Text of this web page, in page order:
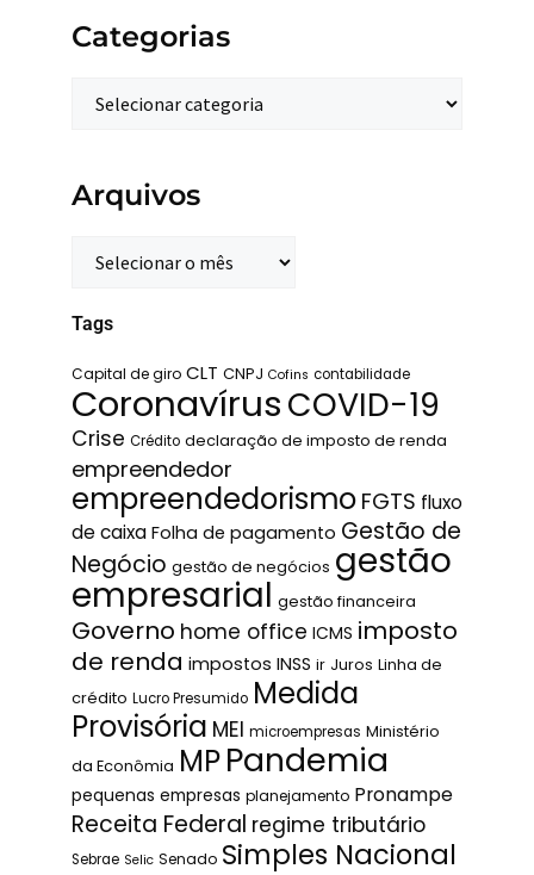
Categorias
Arquivos
Tags
Capital de giro CLT CNPJ Cofins contabilidade
CoronavírusCOVID-19
Crise Crédito declaração de imposto de renda
empreendedor
empreendedorismo FGTS fluxo
de caixa Folha de pagamento Gestão de
Negócio gestão de negócios gestão
empresarial gestão financeira
Governo home office ICMS imposto
de renda impostos INSS ir Juros Linha de
crédito Lucro Presumido Medida
Provisória MEI microempresas Ministério
da Econômia MPPandemia
pequenas empresas planejamento Pronampe
Receita Federal regime tributário
Sebrae Selic Senado Simples Nacional